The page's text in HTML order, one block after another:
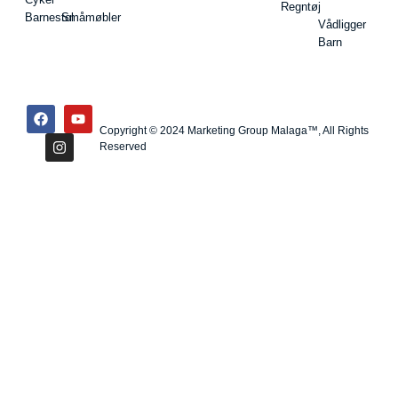
BarnestolSmåmøbler
Regntøj
Vådligger
Barn
Copyright © 2024 Marketing Group Malaga™, All Rights
Reserved